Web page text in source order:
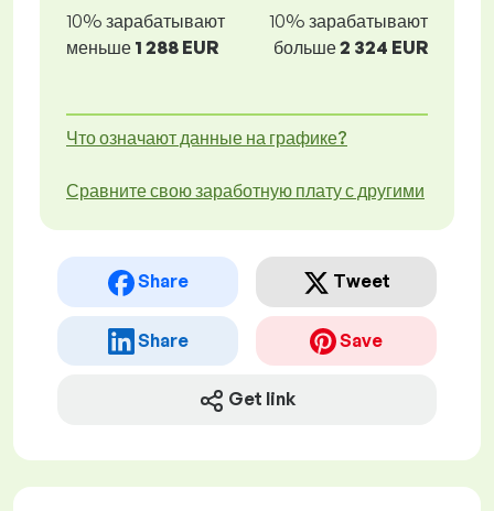
10% зарабатывают
меньше 1 288 EUR
10% зарабатывают
больше2 324 EUR
Что означают данные на графике?
Сравните свою заработную плату с другими
Share Tweet
Share Save
Get link